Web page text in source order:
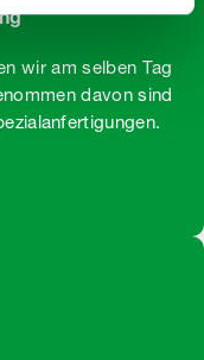
wir am selben Tag
davon sind